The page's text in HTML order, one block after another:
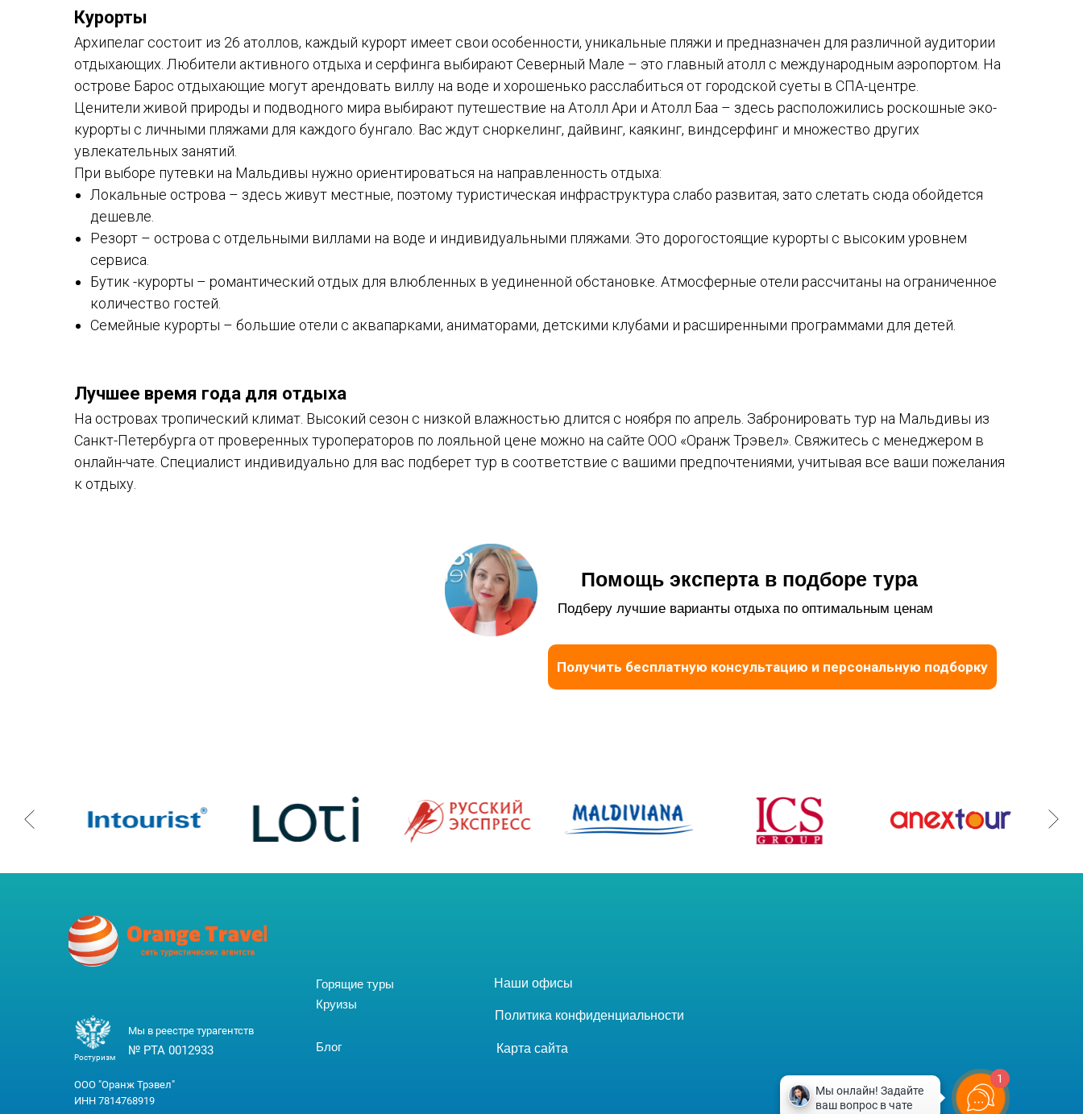
Курорты
Архипелаг состоит из 26 атоллов, каждый курорт имеет свои особенности, уникальные пляжи и предназначен для различной аудитории
отдыхающих. Любители активного отдыха и серфинга выбирают Северный Мале – это главный атолл с международным аэропортом. На
острове Барос отдыхающие могут арендовать виллу на воде и хорошенько расслабиться от городской суеты в СПА-центре.
Ценители живой природы и подводного мира выбирают путешествие на Атолл Ари и Атолл Баа – здесь расположились роскошные эко-
курорты с личными пляжами для каждого бунгало. Вас ждут сноркелинг, дайвинг, каякинг, виндсерфинг и множество других
увлекательных занятий.
При выборе путевки на Мальдивы нужно ориентироваться на направленность отдыха:
Локальные острова – здесь живут местные, поэтому туристическая инфраструктура слабо развитая, зато слетать сюда обойдется
дешевле.
Резорт – острова с отдельными виллами на воде и индивидуальными пляжами. Это дорогостоящие курорты с высоким уровнем
сервиса.
Бутик -курорты – романтический отдых для влюбленных в уединенной обстановке. Атмосферные отели рассчитаны на ограниченное
количество гостей.
Семейные курорты – большие отели с аквапарками, аниматорами, детскими клубами и расширенными программами для детей.
Лучшее время года для отдыха
На островах тропический климат. Высокий сезон с низкой влажностью длится с ноября по апрель. Забронировать тур на Мальдивы из
Санкт-Петербурга от проверенных туроператоров по лояльной цене можно на сайте ООО «Оранж Трэвел». Свяжитесь с менеджером в
онлайн-чате. Специалист индивидуально для вас подберет тур в соответствие с вашими предпочтениями, учитывая все ваши пожелания
к отдыху.
Помощь эксперта в подборе тура
Подберу лучшие варианты отдыха по оптимальным ценам
Получить бесплатную консультацию и персональную подборку
Блог
Наши офисы
Политика конфиденциальности
Карта сайта
ООО "Оранж Трэвел"
ИНН 7814768919
Горящие туры
Круизы
Мы в реестре турагентств
Ростуризм № РТА 0012933
1